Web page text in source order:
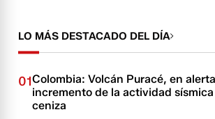
LO MÁS DESTACADO DEL DÍA
01Colombia: Volcán Puracé, en
incremento de la actividad
ceniza